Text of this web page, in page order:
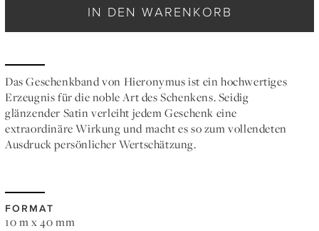
IN DEN WARENKORB
Das Geschenkband von Hieronymus ist ein hochwertiges
Erzeugnis für die noble Art des Schenkens. Seidig
glänzender Satin verleiht jedem Geschenk eine
extraordinäre Wirkung und macht es so zum vollendeten
Ausdruck persönlicher Wertschätzung.
FORMAT
10 m x 40 mm